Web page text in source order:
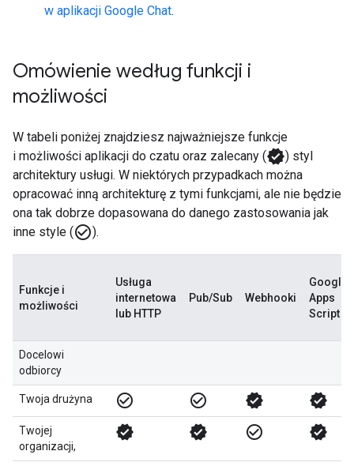
w aplikacji Google Chat.
Omówienie według funkcji i
możliwości
W tabeli poniżej znajdziesz najważniejsze funkcje
i możliwości aplikacji do czatu oraz zalecany (verified) styl
architektury usługi. W niektórych przypadkach można
opracować inną architekturę z tymi funkcjami, ale nie będzie
ona tak dobrze dopasowana do danego zastosowania jak
inne style (check_circle_outline).
Funkcje i
możliwości
Usługa
internetowa
lub HTTP
Pub/Sub Webhooki
Google
Apps
Script
Docelowi
odbiorcy
Twoja drużyna check_circle_outline check_circle_outline verified verified
Twojej
organizacji,
verified verified check_circle_outline verified